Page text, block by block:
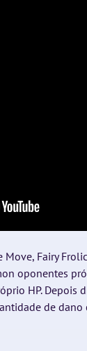
Fairy
oponentes
HP. Depois
de dano